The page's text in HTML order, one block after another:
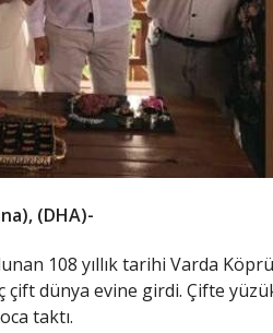
(DHA)-
108 yıllık tarihi Varda
çift dünya evine girdi. Çifte
taktı.